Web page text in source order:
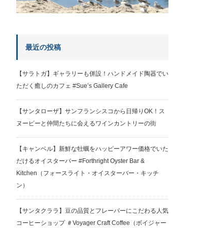
最近の投稿
【サラトガ】ギャラリーも併設！ハンドメイド陶器でい
ただく癒しのカフェ #Sue’s Gallery Cafe
【サンタローザ】サンフランシスコから日帰りOK！ス
ヌーピーと仲間たちに会えるワインカントリーの街
【キャンベル】新鮮な牡蠣をハッピーアワー価格でいた
だけるオイスターバー #Forthright Oyster Bar &
Kitchen（フォースライト・オイスターバー・キッチ
ン）
【サンタクララ】豆の品質とフレーバーにこだわる人気
コーヒーショップ ＃Voyager Craft Coffee（ボイジャー